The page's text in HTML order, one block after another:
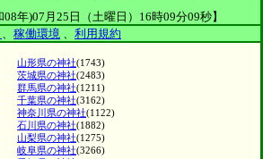
08年)07月25日（土曜日）16時09分09秒】
、 稼働環境 、 利用規約
山形県の神社(1743)
茨城県の神社(2483)
群馬県の神社(1211)
千葉県の神社(3162)
神奈川県の神社(1122)
石川県の神社(1882)
山梨県の神社(1275)
岐阜県の神社(3266)